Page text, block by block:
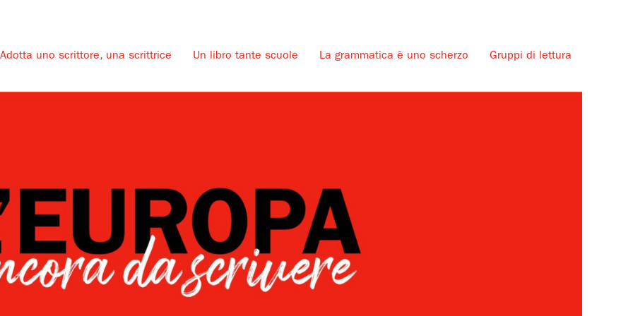
Adotta uno scrittore, una scrittrice Un libro tante scuole La grammatica è uno scherzo Gruppi di lettura